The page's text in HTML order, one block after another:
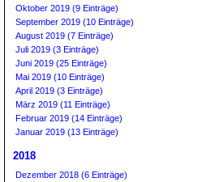
Oktober 2019 (9 Einträge)
September 2019 (10 Einträge)
August 2019 (7 Einträge)
Juli 2019 (3 Einträge)
Juni 2019 (25 Einträge)
Mai 2019 (10 Einträge)
April 2019 (3 Einträge)
März 2019 (11 Einträge)
Februar 2019 (14 Einträge)
Januar 2019 (13 Einträge)
2018
Dezember 2018 (6 Einträge)